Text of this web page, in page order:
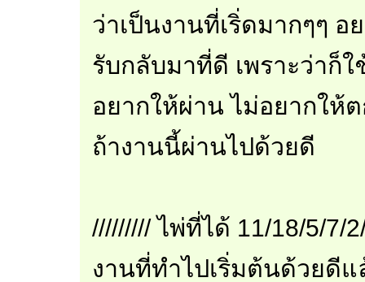
ว่าเป็นงานที่เริ่ดมากๆๆ
รับกลับมาที่ดี เพราะว่าก็
อยากให้ผ่าน ไม่อยากให้
ถ้างานนี้ผ่านไปด้วยดี
///////// ไพ่ที่ได้ 11/18/5/7/
งานที่ทำไปเริ่มต้นด้วยดี